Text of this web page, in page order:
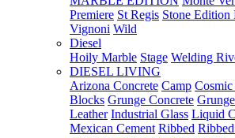
Premiere St Regis Stone Edition
Vignoni Wild
Diesel
Hoily Marble Stage Welding
DIESEL LIVING
Arizona Concrete Camp
Blocks Grunge Concrete
Leather Industrial Glass Liquid
Mexican Cement Ribbed